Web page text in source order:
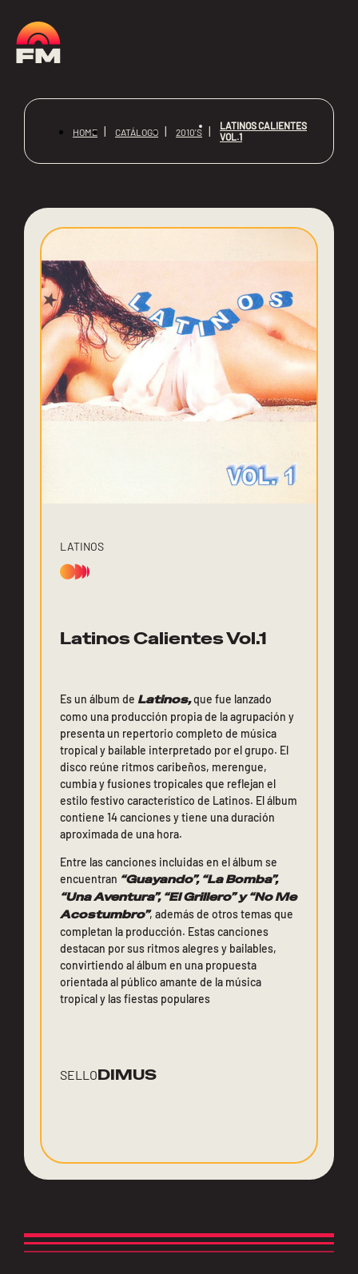
HOME CATÁLOGO 2010'S
LATINOS CALIENTES
VOL.1
LATINOS
Latinos Calientes Vol.1
Es un álbum de Latinos,que fue lanzado
como una producción propia de la agrupación y
presenta un repertorio completo de música
tropical y bailable interpretado por el grupo. El
disco reúne ritmos caribeños, merengue,
cumbia y fusiones tropicales que reflejan el
estilo festivo característico de Latinos. El álbum
contiene 14 canciones y tiene una duración
aproximada de una hora.
Entre las canciones incluidas en el álbum se
encuentran “Guayando”, “La Bomba”,
“Una Aventura”, “El Grillero” y “No Me
Acostumbro”, además de otros temas que
completan la producción. Estas canciones
destacan por sus ritmos alegres y bailables,
convirtiendo al álbum en una propuesta
orientada al público amante de la música
tropical y las fiestas populares
SELLODIMUS